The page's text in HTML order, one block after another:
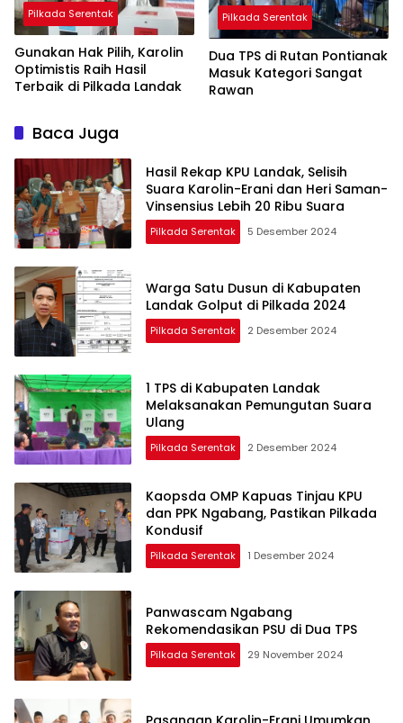
Pilkada Serentak
Gunakan Hak Pilih, Karolin
Optimistis Raih Hasil
Terbaik di Pilkada Landak
Pilkada Serentak
Dua TPS di Rutan Pontianak
Masuk Kategori Sangat
Rawan
Baca Juga
Hasil Rekap KPU Landak, Selisih
Suara Karolin-Erani dan Heri Saman-
Vinsensius Lebih 20 Ribu Suara
Pilkada Serentak 5 Desember 2024
Warga Satu Dusun di Kabupaten
Landak Golput di Pilkada 2024
Pilkada Serentak 2 Desember 2024
1 TPS di Kabupaten Landak
Melaksanakan Pemungutan Suara
Ulang
Pilkada Serentak 2 Desember 2024
Kaopsda OMP Kapuas Tinjau KPU
dan PPK Ngabang, Pastikan Pilkada
Kondusif
Pilkada Serentak 1 Desember 2024
Panwascam Ngabang
Rekomendasikan PSU di Dua TPS
Pilkada Serentak 29 November 2024